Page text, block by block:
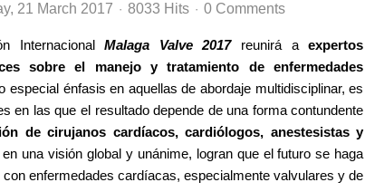
21 March 2017 8033 Hits 0 Comments
InternacionalMalaga Valve 2017reunirá aexpertos
sobre el manejo y tratamiento de enfermedades
especial énfasis en aquellas de abordaje multidisciplinar, es
en las que el resultado depende de una forma contundente
de cirujanos cardíacos, cardiólogos, anestesistas y
una visión global y unánime, logran que el futuro se haga
enfermedades cardíacas, especialmente valvulares y de